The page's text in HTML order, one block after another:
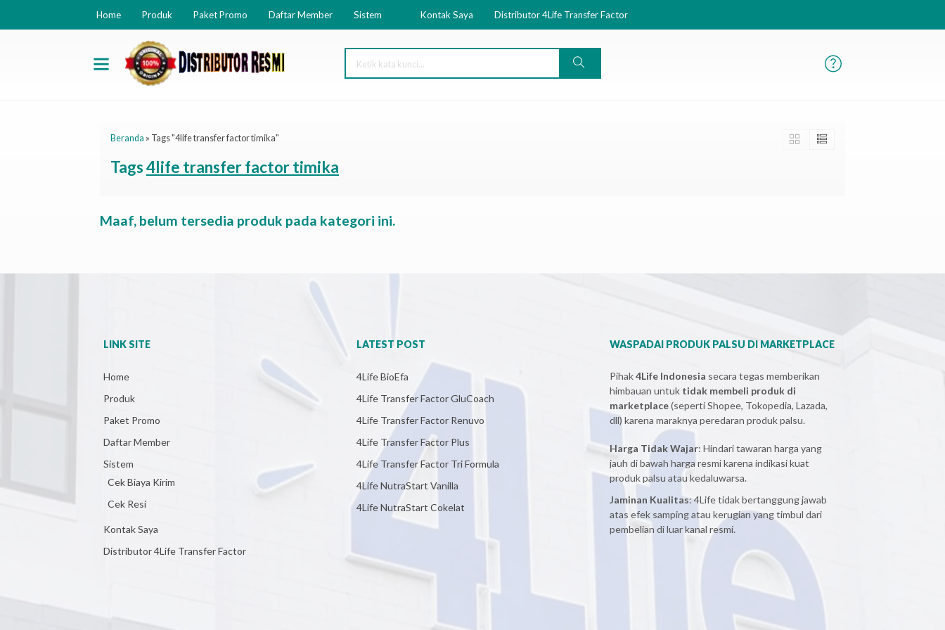
Home Produk Paket Promo Daftar Member Sistem Kontak Saya Distributor 4Life Transfer Factor
Beranda » Tags "4life transfer factor timika"
Tags4life transfer factor timika
Maaf, belum tersedia produk pada kategori ini.
LINK SITE
Home
Produk
Paket Promo
Daftar Member
Sistem
Cek Biaya Kirim
Cek Resi
Kontak Saya
Distributor 4Life Transfer Factor
LATEST POST
4Life BioEfa
4Life Transfer Factor GluCoach
4Life Transfer Factor Renuvo
4Life Transfer Factor Plus
4Life Transfer Factor Tri Formula
4Life NutraStart Vanilla
4Life NutraStart Cokelat
WASPADAI PRODUK PALSU DI MARKETPLACE
Pihak4Life Indonesia secara tegas memberikan
himbauan untuk tidak membeli produk di
marketplace(seperti Shopee, Tokopedia, Lazada,
dll) karena maraknya peredaran produk palsu.
Harga Tidak Wajar: Hindari tawaran harga yang
jauh di bawah harga resmi karena indikasi kuat
produk palsu atau kedaluwarsa.
Jaminan Kualitas: 4Life tidak bertanggung jawab
atas efek samping atau kerugian yang timbul dari
pembelian di luar kanal resmi.